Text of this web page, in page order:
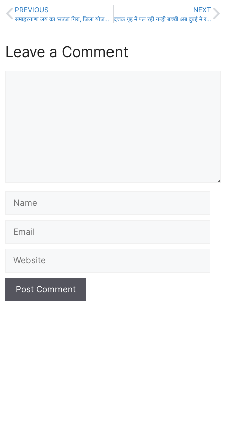
PREVIOUS
समाहरनाणा लय का छज्जा गिरा, जिला योजना पदाधिकारी हुए जख़्मी!
NEXT
दत्तक गृह में पल रही नन्ही बच्ची अब दुबई मे रहेगी, दुबई के दंपत्ति ने लिया गोद!
Leave a Comment